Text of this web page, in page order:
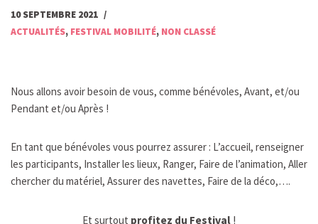
10 SEPTEMBRE 2021
ACTUALITÉS, FESTIVAL MOBILITÉ, NON CLASSÉ
Nous allons avoir besoin de vous, comme bénévoles, Avant, et/ou
Pendant et/ou Après !
En tant que bénévoles vous pourrez assurer : L’accueil, renseigner
les participants, Installer les lieux, Ranger, Faire de l’animation, Aller
chercher du matériel, Assurer des navettes, Faire de la déco,….
Et surtout profitez du Festival !